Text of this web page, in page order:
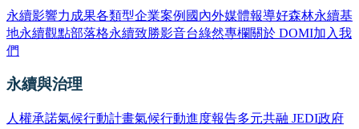
永續影響力成果各類型企業案例 國內外媒體報導好森林永續基
地永續觀點部落格永續致勝影音台綠然專欄關於 DOMI加入我
們
永續與治理
人權承諾氣候行動計畫氣候行動進度報告多元共融 JEDI政府